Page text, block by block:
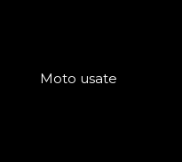
Moto usate